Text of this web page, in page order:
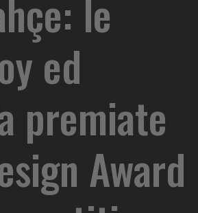
le
ed
premiate
Award